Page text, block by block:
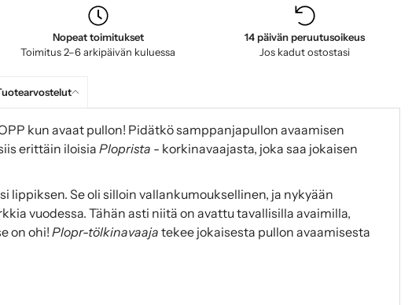
Nopeat toimitukset
Toimitus 2–6 arkipäivän kuluessa
14 päivän peruutusoikeus
Jos kadut ostostasi
kun avaat pullon! Pidätkö samppanjapullon avaamisen
erittäin iloisia Ploprista - korkinavaajasta, joka saa jokaisen
lippiksen. Se oli silloin vallankumouksellinen, ja nykyään
vuodessa. Tähän asti niitä on avattu tavallisilla avaimilla,
on ohi! Plopr-tölkinavaaja tekee jokaisesta pullon avaamisesta